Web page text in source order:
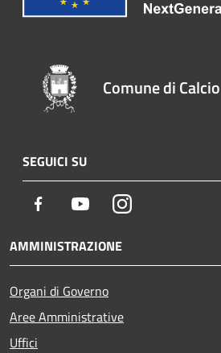
Comune di Calcio
SEGUICI SU
Facebook YoutubeInstagram
AMMINISTRAZIONE
Organi di Governo
Aree Amministrative
Uffici